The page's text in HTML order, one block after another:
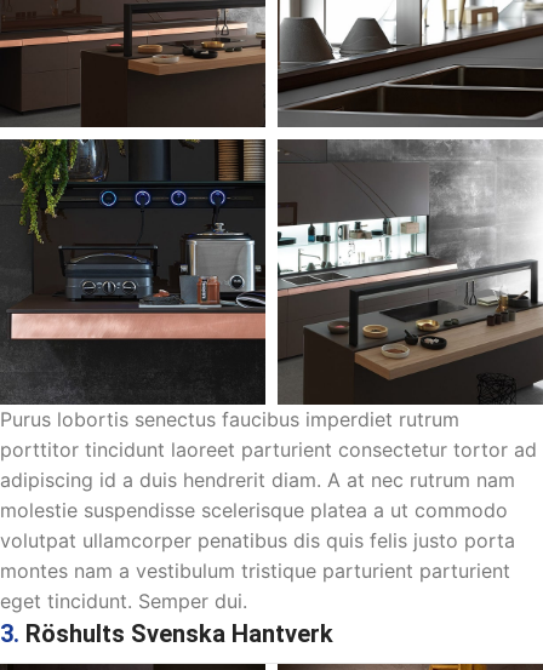
Purus lobortis senectus faucibus imperdiet rutrum
porttitor tincidunt laoreet parturient consectetur tortor ad
adipiscing id a duis hendrerit diam. A at nec rutrum nam
molestie suspendisse scelerisque platea a ut commodo
volutpat ullamcorper penatibus dis quis felis justo porta
montes nam a vestibulum tristique parturient parturient
eget tincidunt. Semper dui.
3. Röshults Svenska Hantverk